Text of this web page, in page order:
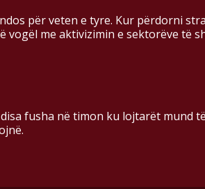
për veten e tyre. Kur përdorni
me aktivizimin e sektorëve të
fusha në timon ku lojtarët mund